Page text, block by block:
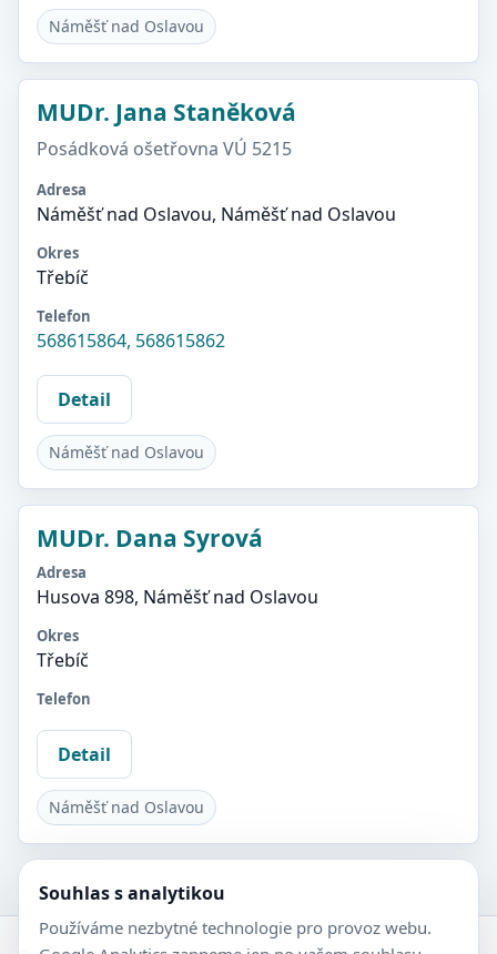
Náměšť nad Oslavou
MUDr. Jana Staněková
Posádková ošetřovna VÚ 5215
Adresa
Náměšť nad Oslavou, Náměšť nad Oslavou
Okres
Třebíč
Telefon
568615864, 568615862
Detail
Náměšť nad Oslavou
MUDr. Dana Syrová
Adresa
Husova 898, Náměšť nad Oslavou
Okres
Třebíč
Telefon
Detail
Náměšť nad Oslavou
Souhlas s analytikou
Používáme nezbytné technologie pro provoz webu.